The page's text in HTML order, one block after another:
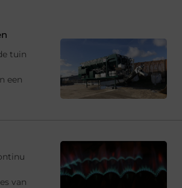
tuin
een
van